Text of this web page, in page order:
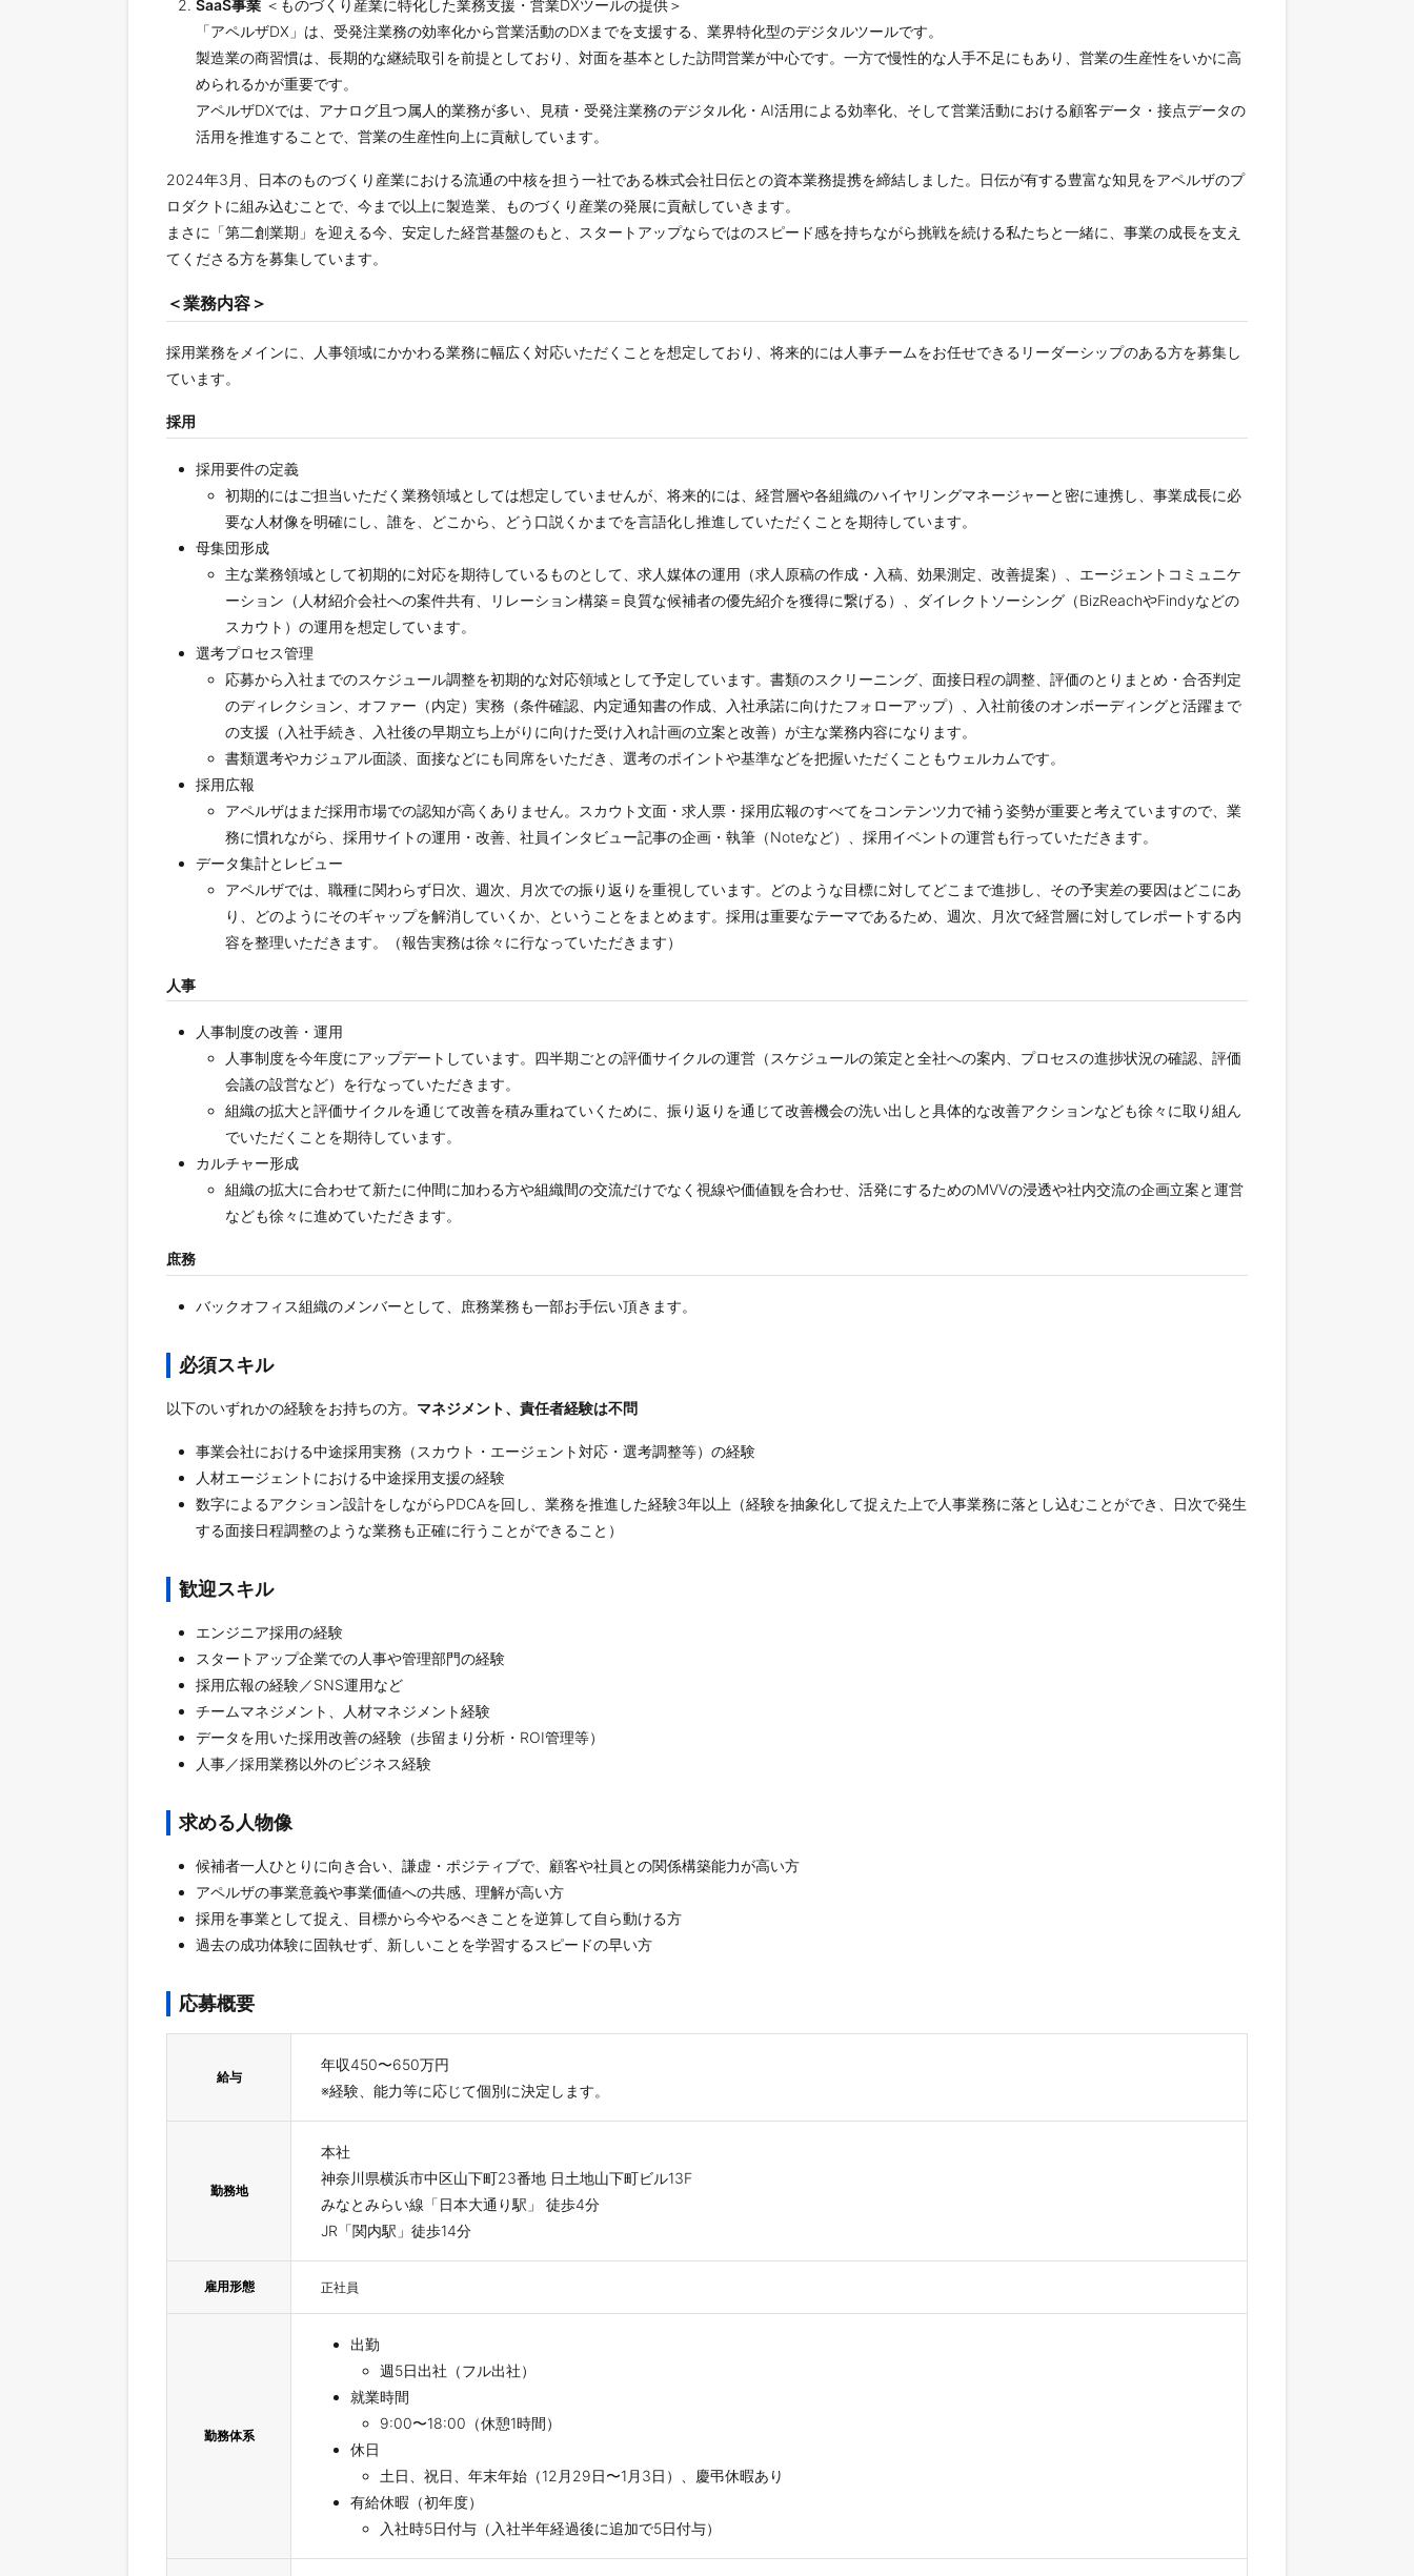
SaaS事業 ＜ものづくり産業に特化した業務支援・営業DXツールの提供＞
「アペルザDX」は、受発注業務の効率化から営業活動のDXまでを支援する、業界特化型のデジタルツールです。
製造業の商習慣は、長期的な継続取引を前提としており、対面を基本とした訪問営業が中心です。一方で慢性的な人手不足にもあり、営業の生産性をいかに高
められるかが重要です。
アペルザDXでは、アナログ且つ属人的業務が多い、見積・受発注業務のデジタル化・AI活用による効率化、そして営業活動における顧客データ・接点データの
活用を推進することで、営業の生産性向上に貢献しています。
2024年3月、日本のものづくり産業における流通の中核を担う一社である株式会社日伝との資本業務提携を締結しました。日伝が有する豊富な知見をアペルザのプ
ロダクトに組み込むことで、今まで以上に製造業、ものづくり産業の発展に貢献していきます。
まさに「第二創業期」を迎える今、安定した経営基盤のもと、スタートアップならではのスピード感を持ちながら挑戦を続ける私たちと一緒に、事業の成長を支え
てくださる方を募集しています。
＜業務内容＞
採用業務をメインに、人事領域にかかわる業務に幅広く対応いただくことを想定しており、将来的には人事チームをお任せできるリーダーシップのある方を募集し
ています。
採用
採用要件の定義
初期的にはご担当いただく業務領域としては想定していませんが、将来的には、経営層や各組織のハイヤリングマネージャーと密に連携し、事業成長に必
要な人材像を明確にし、誰を、どこから、どう口説くかまでを言語化し推進していただくことを期待しています。
母集団形成
主な業務領域として初期的に対応を期待しているものとして、求人媒体の運用（求人原稿の作成・入稿、効果測定、改善提案）、エージェントコミュニケ
ーション（人材紹介会社への案件共有、リレーション構築＝良質な候補者の優先紹介を獲得に繋げる）、ダイレクトソーシング（BizReachやFindyなどの
スカウト）の運用を想定しています。
選考プロセス管理
応募から入社までのスケジュール調整を初期的な対応領域として予定しています。書類のスクリーニング、面接日程の調整、評価のとりまとめ・合否判定
のディレクション、オファー（内定）実務（条件確認、内定通知書の作成、入社承諾に向けたフォローアップ）、入社前後のオンボーディングと活躍まで
の支援（入社手続き、入社後の早期立ち上がりに向けた受け入れ計画の立案と改善）が主な業務内容になります。
書類選考やカジュアル面談、面接などにも同席をいただき、選考のポイントや基準などを把握いただくこともウェルカムです。
採用広報
アペルザはまだ採用市場での認知が高くありません。スカウト文面・求人票・採用広報のすべてをコンテンツ力で補う姿勢が重要と考えていますので、業
務に慣れながら、採用サイトの運用・改善、社員インタビュー記事の企画・執筆（Noteなど）、採用イベントの運営も行っていただきます。
データ集計とレビュー
アペルザでは、職種に関わらず日次、週次、月次での振り返りを重視しています。どのような目標に対してどこまで進捗し、その予実差の要因はどこにあ
り、どのようにそのギャップを解消していくか、ということをまとめます。採用は重要なテーマであるため、週次、月次で経営層に対してレポートする内
容を整理いただきます。（報告実務は徐々に行なっていただきます）
人事
人事制度の改善・運用
人事制度を今年度にアップデートしています。四半期ごとの評価サイクルの運営（スケジュールの策定と全社への案内、プロセスの進捗状況の確認、評価
会議の設営など）を行なっていただきます。
組織の拡大と評価サイクルを通じて改善を積み重ねていくために、振り返りを通じて改善機会の洗い出しと具体的な改善アクションなども徐々に取り組ん
でいただくことを期待しています。
カルチャー形成
組織の拡大に合わせて新たに仲間に加わる方や組織間の交流だけでなく視線や価値観を合わせ、活発にするためのMVVの浸透や社内交流の企画立案と運営
なども徐々に進めていただきます。
庶務
バックオフィス組織のメンバーとして、庶務業務も一部お手伝い頂きます。
必須スキル
以下のいずれかの経験をお持ちの方。 マネジメント、責任者経験は不問
事業会社における中途採用実務（スカウト・エージェント対応・選考調整等）の経験
人材エージェントにおける中途採用支援の経験
数字によるアクション設計をしながらPDCAを回し、業務を推進した経験3年以上（経験を抽象化して捉えた上で人事業務に落とし込むことができ、日次で発生
する面接日程調整のような業務も正確に行うことができること）
歓迎スキル
エンジニア採用の経験
スタートアップ企業での人事や管理部門の経験
採用広報の経験／SNS運用など
チームマネジメント、人材マネジメント経験
データを用いた採用改善の経験（歩留まり分析・ROI管理等）
人事／採用業務以外のビジネス経験
求める人物像
候補者一人ひとりに向き合い、謙虚・ポジティブで、顧客や社員との関係構築能力が高い方
アペルザの事業意義や事業価値への共感、理解が高い方
採用を事業として捉え、目標から今やるべきことを逆算して自ら動ける方
過去の成功体験に固執せず、新しいことを学習するスピードの早い方
応募概要
給与
年収450〜650万円
※経験、能力等に応じて個別に決定します。
勤務地
本社
神奈川県横浜市中区山下町23番地 日土地山下町ビル13F
みなとみらい線「日本大通り駅」 徒歩4分
JR「関内駅」徒歩14分
雇用形態 正社員
勤務体系
出勤
週5日出社（フル出社）
就業時間
9:00〜18:00（休憩1時間）
休⽇
⼟⽇、祝⽇、年末年始（12月29日〜1月3日）、慶弔休暇あり
有給休暇（初年度）
入社時5日付与（入社半年経過後に追加で5日付与）